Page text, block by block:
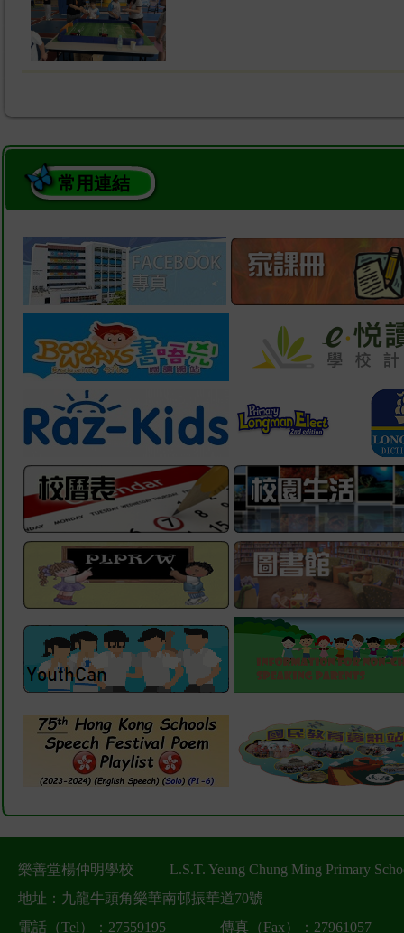
P6 參觀茶文化基地活動2026-07-10
常用連結
樂善堂楊仲明學校
L.S.T. Yeung Chung Ming Primary
地址：九龍牛頭角樂華南邨振華道70號
電話（Tel）：27559195
傳真（Fax）：27961057